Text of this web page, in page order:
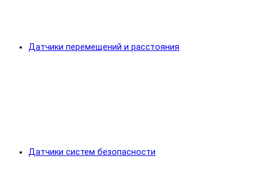
Датчики перемещений и расстояния
Датчики систем безопасности